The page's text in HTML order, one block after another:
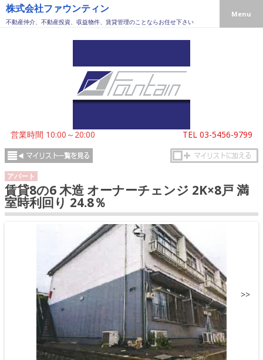
株式会社ファウンティン
不動産仲介、不動産投資、収益物件、賃貸管理のことならお任せ下さい
営業時間 10:00～20:00 TEL 03-5456-9799
Menu
アパート
賃貸8の6 木造 オーナーチェンジ 2K×8戸 満
室時利回り 24.8％
>>